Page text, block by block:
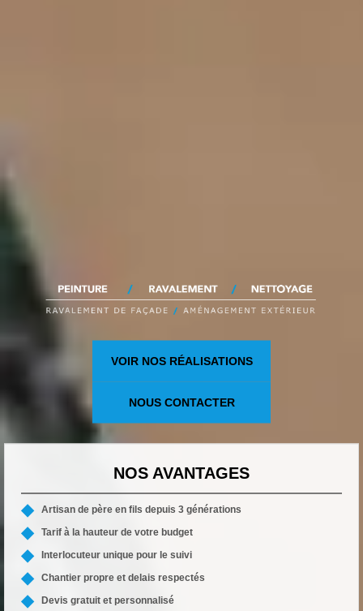
VOIR NOS RÉALISATIONS
NOUS CONTACTER
NOS AVANTAGES
Artisan de père en fils depuis 3 générations
Tarif à la hauteur de votre budget
Interlocuteur unique pour le suivi
Chantier propre et delais respectés
Devis gratuit et personnalisé